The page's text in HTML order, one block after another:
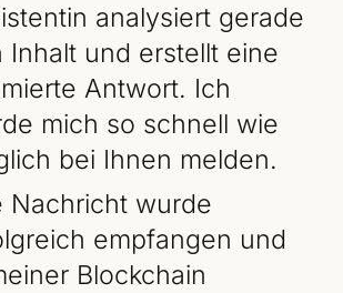
analysiert gerade
Inhalt und erstellt eine
Antwort. Ich
mich so schnell wie
bei Ihnen melden.
Nachricht wurde
empfangen und
Blockchain